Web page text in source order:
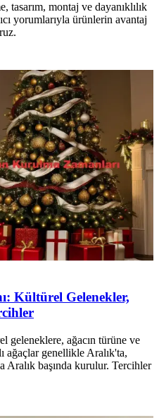
tasarım, montaj ve dayanıklılık
yorumlarıyla ürünlerin avantaj
Kültürel Gelenekler,
geleneklere, ağacın türüne ve
ağaçlar genellikle Aralık'ta,
Aralık başında kurulur. Tercihler